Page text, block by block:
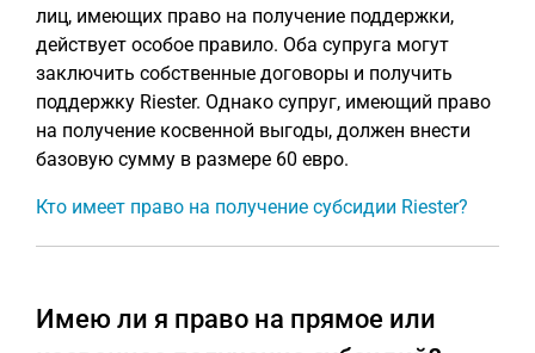
лиц, имеющих право на получение поддержки,
действует особое правило. Оба супруга могут
заключить собственные договоры и получить
поддержку Riester. Однако супруг, имеющий право
на получение косвенной выгоды, должен внести
базовую сумму в размере 60 евро.
Кто имеет право на получение субсидии Riester?
Имею ли я право на прямое или